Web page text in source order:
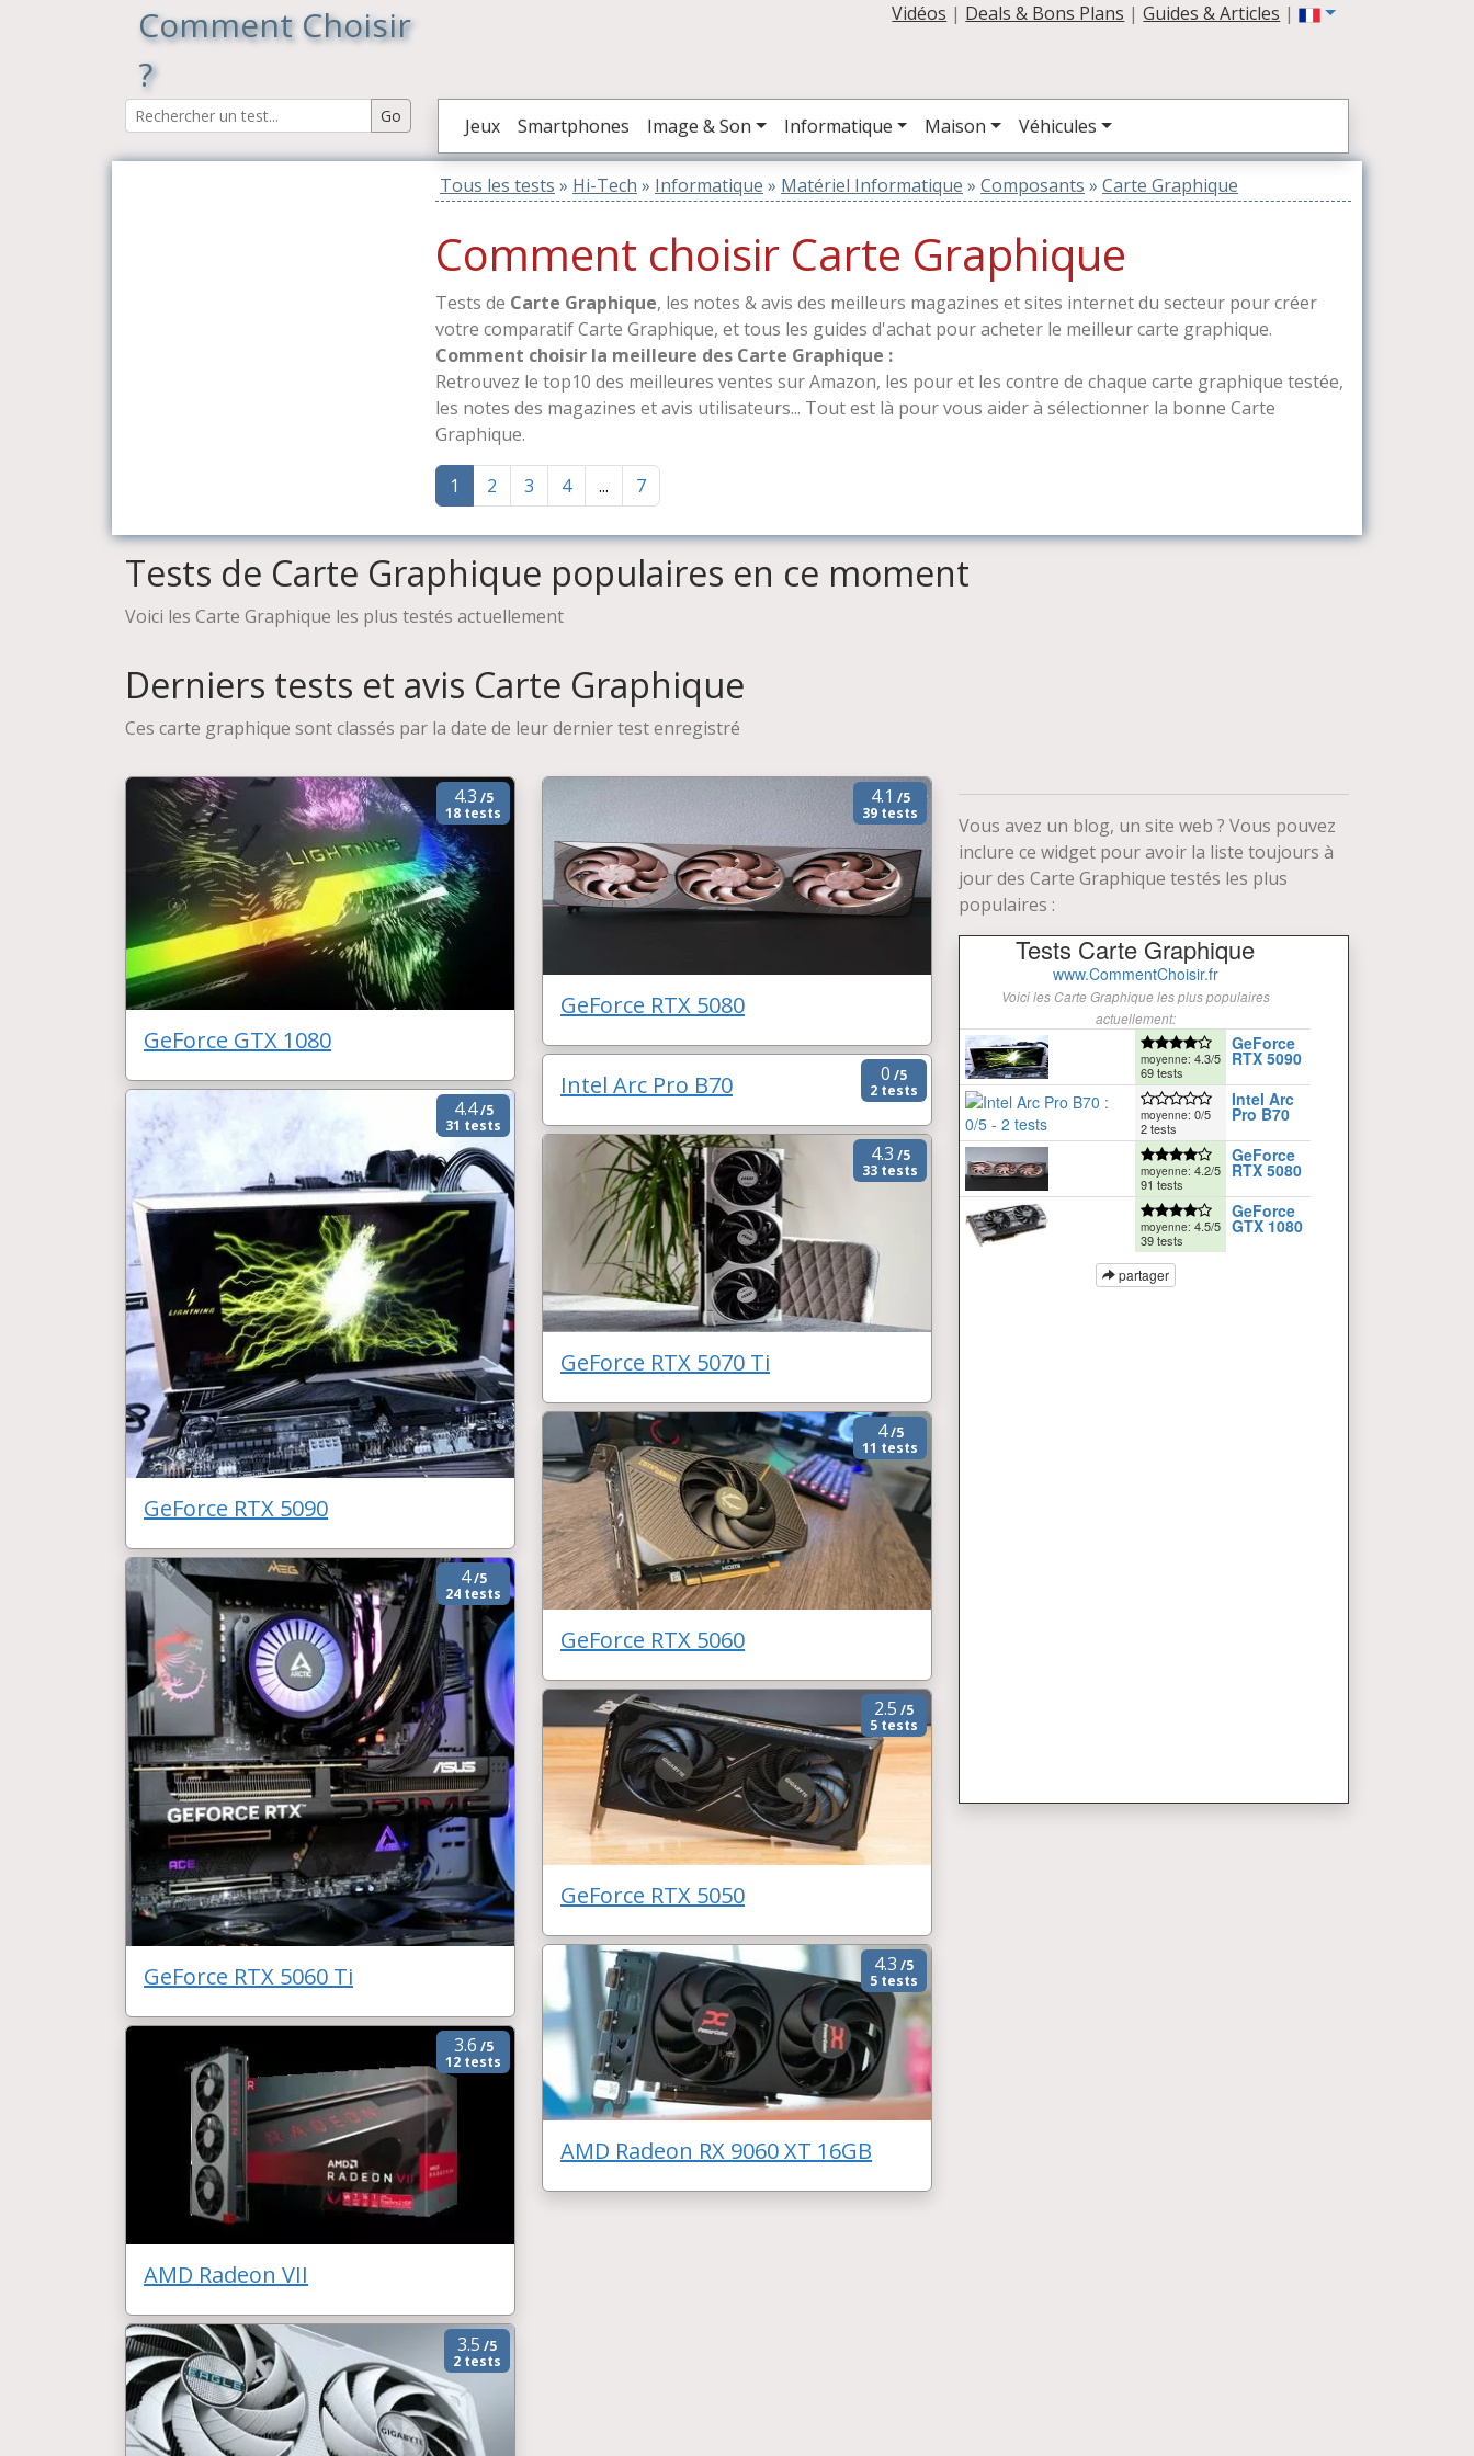
Comment Choisir
?
Vidéos | Deals & Bons Plans |Guides & Articles |
Jeux Smartphones Image & Son Informatique Maison Véhicules
Tous les tests » Hi-Tech » Informatique » Matériel Informatique » Composants » Carte Graphique
Comment choisir Carte Graphique
Tests de Carte Graphique, les notes & avis des meilleurs magazines et sites internet du secteur pour créer
votre comparatif Carte Graphique, et tous les guides d'achat pour acheter le meilleur carte graphique.
Comment choisir la meilleure des Carte Graphique :
Retrouvez le top10 des meilleures ventes sur Amazon, les pour et les contre de chaque carte graphique testée,
les notes des magazines et avis utilisateurs... Tout est là pour vous aider à sélectionner la bonne Carte
Graphique.
1 2 3 4 ... 7
Tests de Carte Graphique populaires en ce moment
Voici les Carte Graphique les plus testés actuellement
Derniers tests et avis Carte Graphique
Ces carte graphique sont classés par la date de leur dernier test enregistré
4.3 /5
18 tests
GeForce GTX 1080
4.4/5
31 tests
GeForce RTX 5090
4/5
24 tests
GeForce RTX 5060 Ti
3.6 /5
12 tests
AMD Radeon VII
3.5 /5
2 tests
4.1 /5
39 tests
GeForce RTX 5080
0 /5
2 tests
Intel Arc Pro B70
4.3 /5
33 tests
GeForce RTX 5070 Ti
4/5
11 tests
GeForce RTX 5060
2.5 /5
5 tests
GeForce RTX 5050
4.3 /5
5 tests
AMD Radeon RX 9060 XT 16GB
Vous avez un blog, un site web ? Vous pouvez
inclure ce widget pour avoir la liste toujours à
jour des Carte Graphique testés les plus
populaires :